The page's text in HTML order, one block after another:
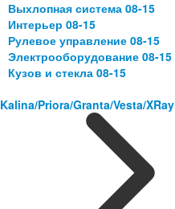
Выхлопная система 08-15
Интерьер 08-15
Рулевое управление 08-15
Электрооборудование 08-15
Кузов и стекла 08-15
Kalina/Priora/Granta/Vesta/XRay